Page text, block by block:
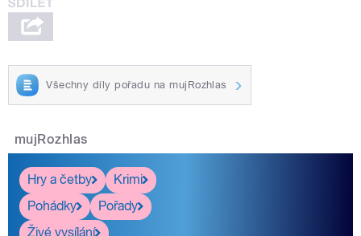
Všechny díly pořadu na mujRozhlas
mujRozhlas
Hry a četby
Krimi
Pohádky
Pořady
Živé vysílání